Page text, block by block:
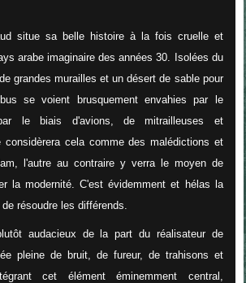
situe sa belle histoire à la fois cruelle et
arabe imaginaire des années 30. Isolées du
grandes murailles et un désert de sable pour
se voient brusquement envahies par le
le biais d'avions, de mitrailleuses et
considèrera cela comme des malédictions et
l'autre au contraire y verra le moyen de
la modernité. C'est évidemment et hélas la
résoudre les différends.
audacieux de la part du réalisateur de
pleine de bruit, de fureur, de trahisons et
cet élément éminemment central,